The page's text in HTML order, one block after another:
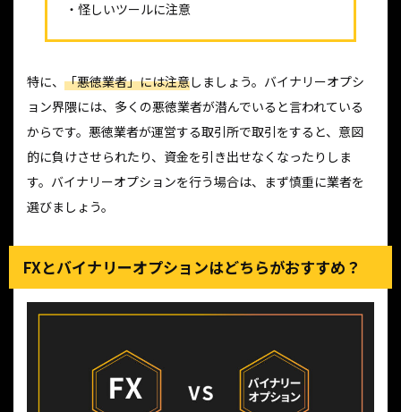
・怪しいツールに注意
特に、 「悪徳業者」には注意しましょう。バイナリーオプシ
ョン界隈には、多くの悪徳業者が潜んでいると言われている
からです。悪徳業者が運営する取引所で取引をすると、意図
的に負けさせられたり、資金を引き出せなくなったりしま
す。バイナリーオプションを行う場合は、まず慎重に業者を
選びましょう。
FXとバイナリーオプションはどちらがおすすめ？